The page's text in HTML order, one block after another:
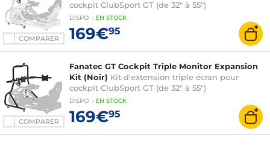
COMPARER
cockpit ClubSport GT (de 32" à 55")
DISPO : EN STOCK
169€95
COMPARER
Fanatec GT Cockpit Triple Monitor Expansion
Kit (Noir) Kit d'extension triple écran pour
cockpit ClubSport GT (de 32" à 55")
DISPO : EN STOCK
169€95